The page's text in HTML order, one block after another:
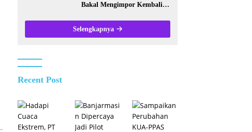
Bakal Mengimpor Kembali
Selengkapnya
Recent Post